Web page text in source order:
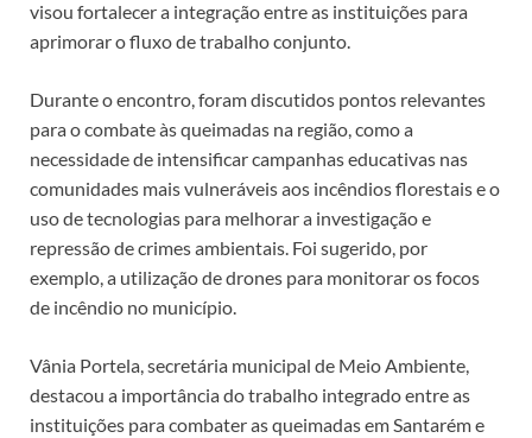
visou fortalecer a integração entre as instituições para
aprimorar o fluxo de trabalho conjunto.
Durante o encontro, foram discutidos pontos relevantes
para o combate às queimadas na região, como a
necessidade de intensificar campanhas educativas nas
comunidades mais vulneráveis aos incêndios florestais e o
uso de tecnologias para melhorar a investigação e
repressão de crimes ambientais. Foi sugerido, por
exemplo, a utilização de drones para monitorar os focos
de incêndio no município.
Vânia Portela, secretária municipal de Meio Ambiente,
destacou a importância do trabalho integrado entre as
instituições para combater as queimadas em Santarém e